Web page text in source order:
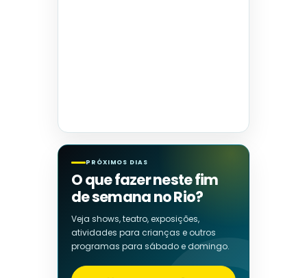
PRÓXIMOS DIAS
O que fazer neste fim
de semana no Rio?
Veja shows, teatro, exposições,
atividades para crianças e outros
programas para sábado e domingo.